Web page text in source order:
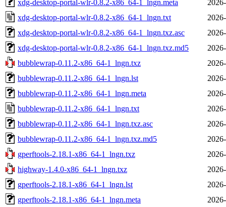
xdg-desktop-portal-wlr-0.8.2-x86_64-1_lngn.meta
xdg-desktop-portal-wlr-0.8.2-x86_64-1_lngn.txt
xdg-desktop-portal-wlr-0.8.2-x86_64-1_lngn.txz.asc
xdg-desktop-portal-wlr-0.8.2-x86_64-1_lngn.txz.md5
bubblewrap-0.11.2-x86_64-1_lngn.txz
bubblewrap-0.11.2-x86_64-1_lngn.lst
bubblewrap-0.11.2-x86_64-1_lngn.meta
bubblewrap-0.11.2-x86_64-1_lngn.txt
bubblewrap-0.11.2-x86_64-1_lngn.txz.asc
bubblewrap-0.11.2-x86_64-1_lngn.txz.md5
gperftools-2.18.1-x86_64-1_lngn.txz
highway-1.4.0-x86_64-1_lngn.txz
gperftools-2.18.1-x86_64-1_lngn.lst
gperftools-2.18.1-x86_64-1_lngn.meta